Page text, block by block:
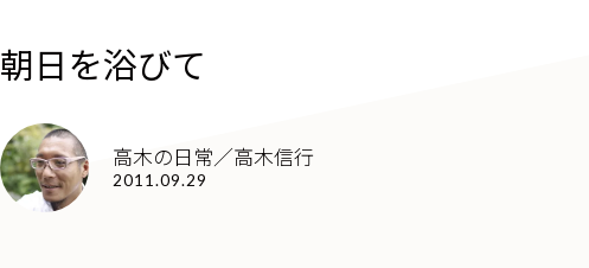
朝日を浴びて
高木の日常／高木信行
2011.09.29